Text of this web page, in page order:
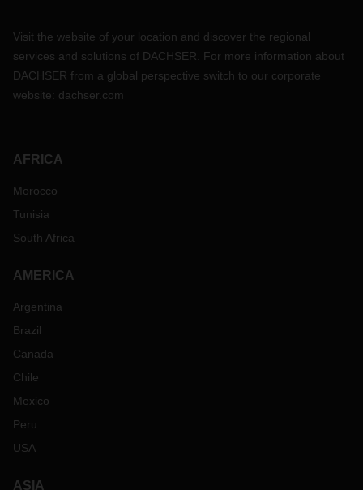
Visit the website of your location and discover the regional
services and solutions of DACHSER. For more information about
DACHSER from a global perspective switch to our corporate
website: dachser.com
AFRICA
Morocco
Tunisia
South Africa
AMERICA
Argentina
Brazil
Canada
Chile
Mexico
Peru
USA
ASIA